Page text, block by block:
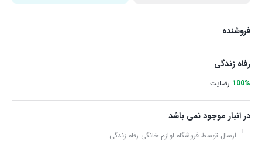
فروشنده
رفاه زندگی
100% رضایت
در انبار موجود نمی باشد
ارسال توسط فروشگاه لوازم خانگی رفاه زندگی